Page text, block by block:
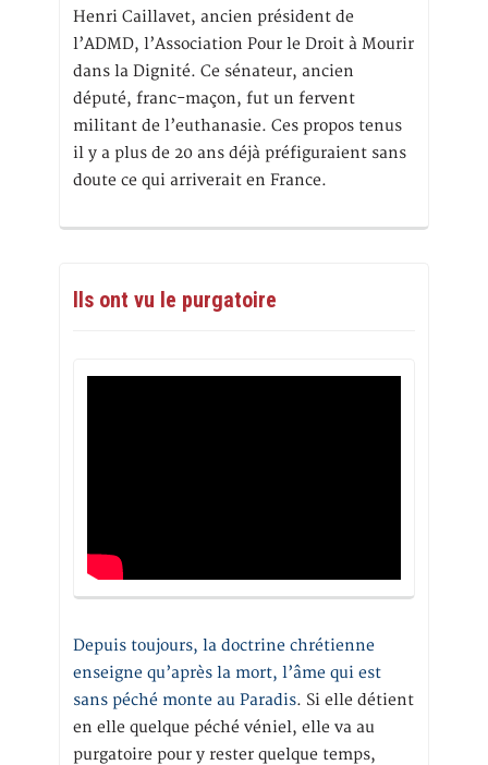
Henri Caillavet, ancien président de
l’ADMD, l’Association Pour le Droit à Mourir
dans la Dignité. Ce sénateur, ancien
député, franc-maçon, fut un fervent
militant de l’euthanasie. Ces propos tenus
il y a plus de 20 ans déjà préfiguraient sans
doute ce qui arriverait en France.
Ils ont vu le purgatoire
Depuis toujours, la doctrine chrétienne
enseigne qu’après la mort, l’âme qui est
sans péché monte au Paradis. Si elle détient
en elle quelque péché véniel, elle va au
purgatoire pour y rester quelque temps,